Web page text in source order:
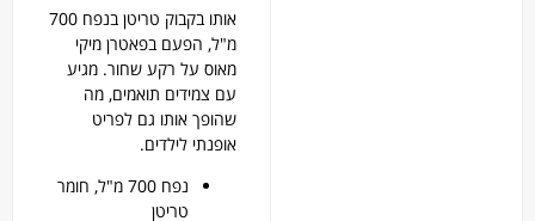
אותו בקבוק טריטן בנפח 700
מ"ל, הפעם בפאטרן מיקי
מאוס על רקע שחור. מגיע
עם צמידים תואמים, מה
שהופך אותו גם לפריט
אופנתי לילדים.
נפח 700 מ"ל, חומר
טריטן